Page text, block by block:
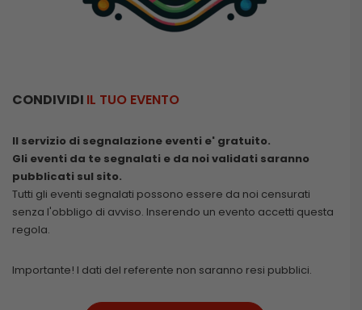
CONDIVIDI IL TUO EVENTO
Il servizio di segnalazione eventi e' gratuito.
Gli eventi da te segnalati e da noi validati saranno
pubblicati sul sito.
Tutti gli eventi segnalati possono essere da noi censurati
senza l'obbligo di avviso. Inserendo un evento accetti questa
regola.
Importante! I dati del referente non saranno resi pubblici.